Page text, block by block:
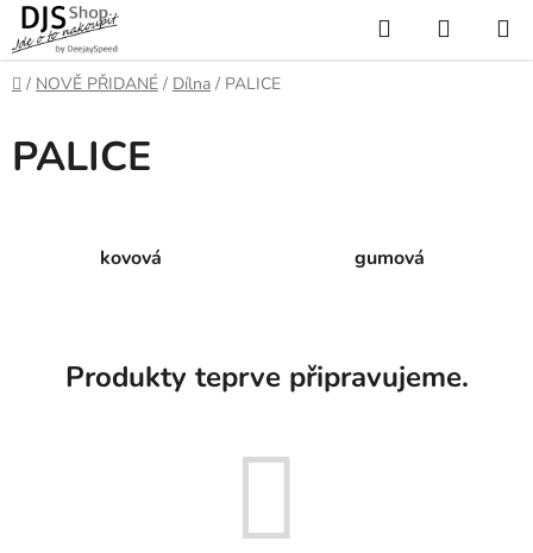
Přejít
na
obsah
Hledat
KOŠÍK
Domů
/ NOVĚ PŘIDANÉ / Dílna / PALICE
PALICE
kovová gumová
Produkty teprve připravujeme.